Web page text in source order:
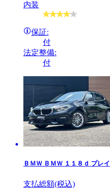
内装
保証:
付
法定整備:
付
ＢＭＷ ＢＭＷ １１８ｄ プレイ
支払総額(税込)